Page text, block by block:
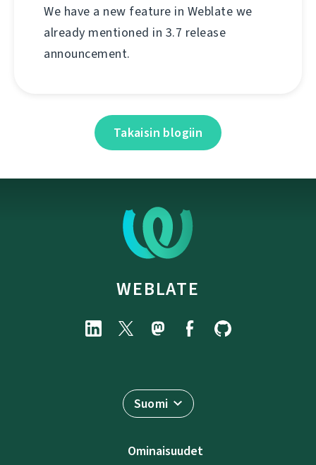
We have a new feature in Weblate we
already mentioned in 3.7 release
announcement.
Takaisin blogiin
WEBLATE
Suomi
Ominaisuudet